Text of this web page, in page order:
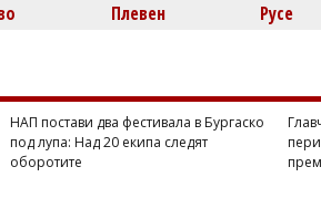
Плевен Русе
НАП постави два фестивала в Бургаско
под лупа: Над 20 екипа следят
оборотите